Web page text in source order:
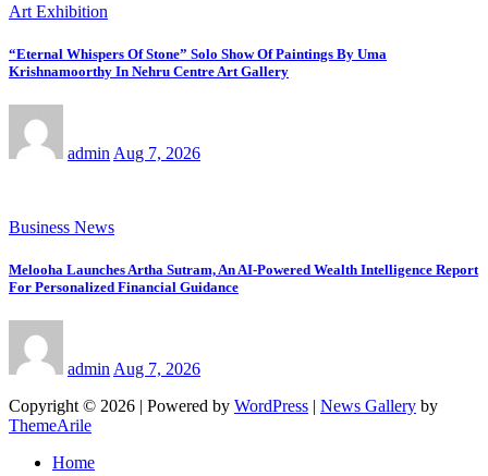
Art Exhibition
“Eternal Whispers Of Stone” Solo Show Of Paintings By Uma
Krishnamoorthy In Nehru Centre Art Gallery
admin Aug 7, 2026
Business News
Melooha Launches Artha Sutram, An AI-Powered Wealth Intelligence Report
For Personalized Financial Guidance
adminAug 7, 2026
Copyright © 2026 | Powered by WordPress | News Gallery by
ThemeArile
Home